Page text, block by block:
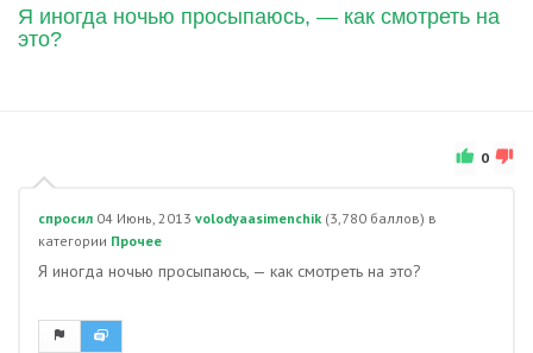
Я иногда ночью просыпаюсь, — как смотреть на
это?
0
спросил 04 Июнь, 2013 volodyaasimenchik (3,780 баллов) в
категории Прочее
Я иногда ночью просыпаюсь, — как смотреть на это?